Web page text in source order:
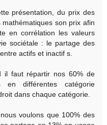
présentation, du prix des
son prix afin
en corrélation les valeurs
sociétale : le partage des
actifs et inactif s.
il faut répartir nos 60% de
en différentes catégorie
dans chaque catégorie.
voulons que 100% des